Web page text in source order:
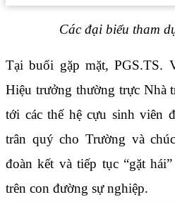
Các đại biểu tham
Tại buổi gặp mặt, PGS.TS.
Hiệu trưởng thường trực Nhà
tới các thế hệ cựu sinh viên
trân quý cho Trường và
đoàn kết và tiếp tục “gặt
trên con đường sự nghiệp.